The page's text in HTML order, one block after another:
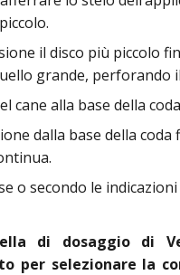
il disco più piccolo
grande, perforando
cane alla base della
dalla base della coda
o secondo le indicazioni
di dosaggio di
per selezionare la